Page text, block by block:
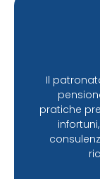
Il
pratiche